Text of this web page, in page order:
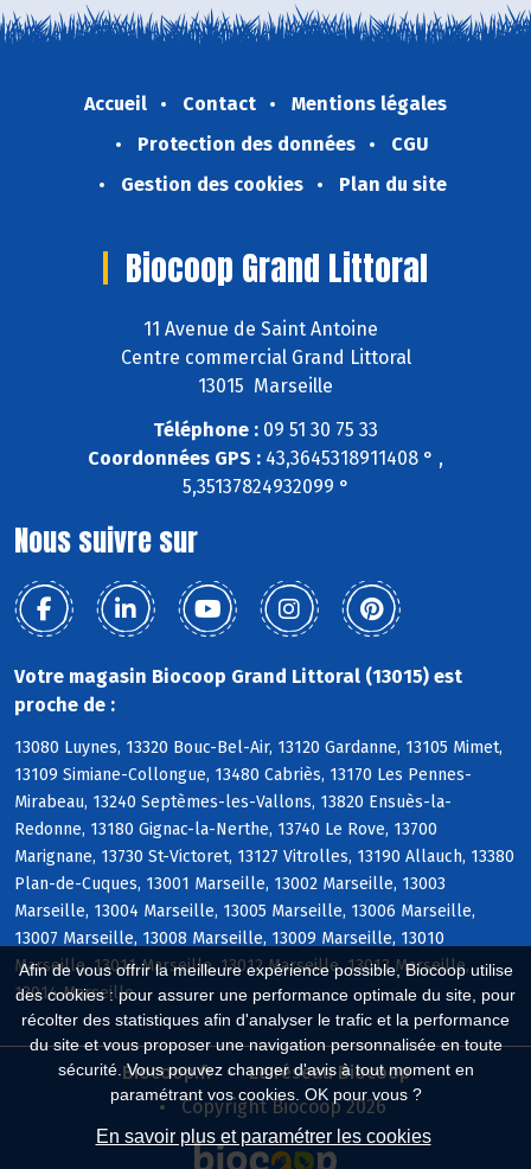
Afin de vous offrir la meilleure expérience possible, Biocoop utilise
des cookies : pour assurer une performance optimale du site, pour
récolter des statistiques afin d'analyser le trafic et la performance
du site et vous proposer une navigation personnalisée en toute
sécurité. Vous pouvez changer d'avis à tout moment en
paramétrant vos cookies. OK pour vous ?
En savoir plus et paramétrer les cookies
Accueil Contact
Mentions légales
Protection des données
CGU
Gestion des cookies
Plan du site
Biocoop Grand Littoral
11 Avenue de Saint Antoine
Centre commercial Grand Littoral
13015 Marseille
Téléphone : 09 51 30 75 33
Coordonnées GPS : 43,3645318911408 ° ,
5,35137824932099 °
Nous suivre sur
Votre magasin Biocoop Grand Littoral (13015) est
proche de :
13080 Luynes, 13320 Bouc-Bel-Air, 13120 Gardanne, 13105 Mimet,
13109 Simiane-Collongue, 13480 Cabriès, 13170 Les Pennes-
Mirabeau, 13240 Septèmes-les-Vallons, 13820 Ensuès-la-
Redonne, 13180 Gignac-la-Nerthe, 13740 Le Rove, 13700
Marignane, 13730 St-Victoret, 13127 Vitrolles, 13190 Allauch, 13380
Plan-de-Cuques, 13001 Marseille, 13002 Marseille, 13003
Marseille, 13004 Marseille, 13005 Marseille, 13006 Marseille,
13007 Marseille, 13008 Marseille, 13009 Marseille, 13010
Marseille, 13011 Marseille, 13012 Marseille, 13013 Marseille,
13014 Marseille
Biocoop.fr
Le réseau Biocoop
Copyright Biocoop 2026